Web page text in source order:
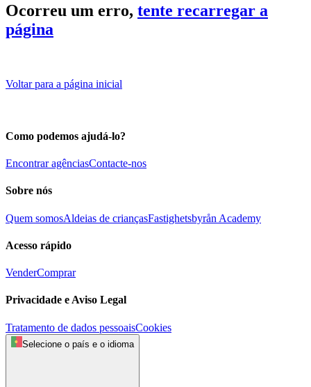
Ocorreu um erro, tente recarregar a
página
Voltar para a página inicial
Como podemos ajudá-lo?
Encontrar agênciasContacte-nos
Sobre nós
Quem somosAldeias de criançasFastighetsbyrån Academy
Acesso rápido
VenderComprar
Privacidade e Aviso Legal
Tratamento de dados pessoaisCookies
Selecione o país e o idioma